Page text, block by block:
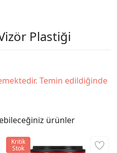
Plastiği
Temin edildiğinde
ürünler
Kritik
Stok